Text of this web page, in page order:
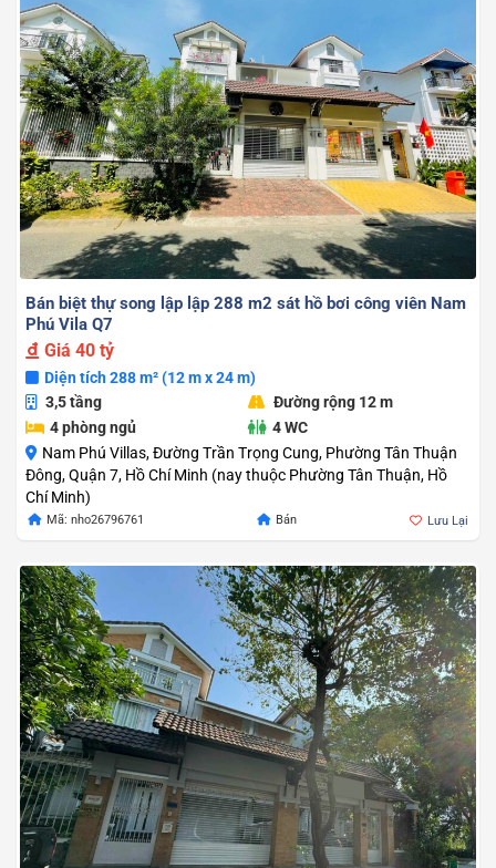
Bán biệt thự song lập lập 288 m2 sát hồ bơi công viên Nam
Phú Vila Q7
Giá 40 tỷ
Diện tích 288 m² (12 m x 24 m)
3,5 tầng
Đường rộng 12 m
4 phòng ngủ
4 WC
Nam Phú Villas, Đường Trần Trọng Cung, Phường Tân Thuận
Đông, Quận 7, Hồ Chí Minh (nay thuộc Phường Tân Thuận, Hồ
Chí Minh)
Mã: nho26796761 Bán Lưu Lại